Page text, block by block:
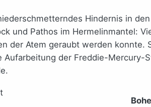
Hindernis in
und Pathos im Hermelinmantel:
der Atem geraubt werden
Aufarbeitung der Freddie-